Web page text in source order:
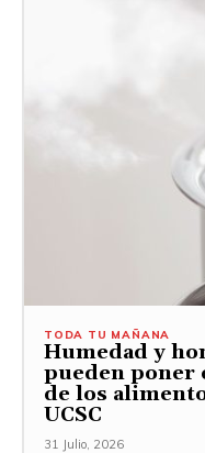
TODA TU MAÑANA
Humedad y
pueden poner
de los
UCSC
31 Julio, 2026